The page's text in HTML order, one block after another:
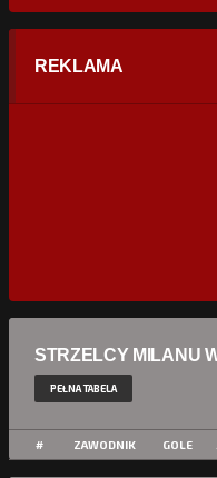
REKLAMA
STRZELCY MILANU
PEŁNA TABELA
# ZAWODNIK GOLE